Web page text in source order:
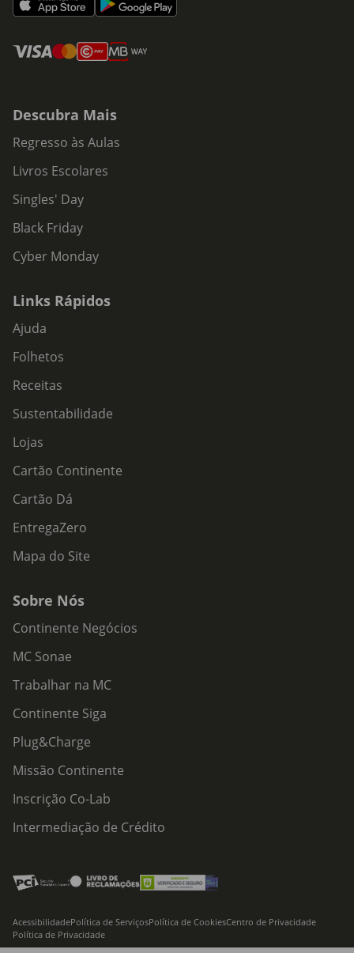
Descubra Mais
Regresso às Aulas
Livros Escolares
Singles' Day
Black Friday
Cyber Monday
Links Rápidos
Ajuda
Folhetos
Receitas
Sustentabilidade
Lojas
Cartão Continente
Cartão Dá
EntregaZero
Mapa do Site
Sobre Nós
Continente Negócios
MC Sonae
Trabalhar na MC
Continente Siga
Plug&Charge
Missão Continente
Inscrição Co-Lab
Intermediação de Crédito
AcessibilidadePolítica de ServiçosPolítica de CookiesCentro de Privacidade
Política de Privacidade